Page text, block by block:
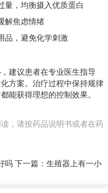
量，均衡摄入优质蛋白
解焦虑情绪
品，避免化学刺激
建议患者在专业医生指导
方案。治疗过程中保持规律
能获得理想的控制效果。
，请按药品说明书或者在药
吗 下一篇： 生殖器上有一小